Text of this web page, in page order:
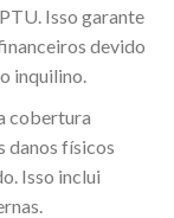
Isso garante
devido
inquilino.
cobertura
danos físicos
Isso inclui